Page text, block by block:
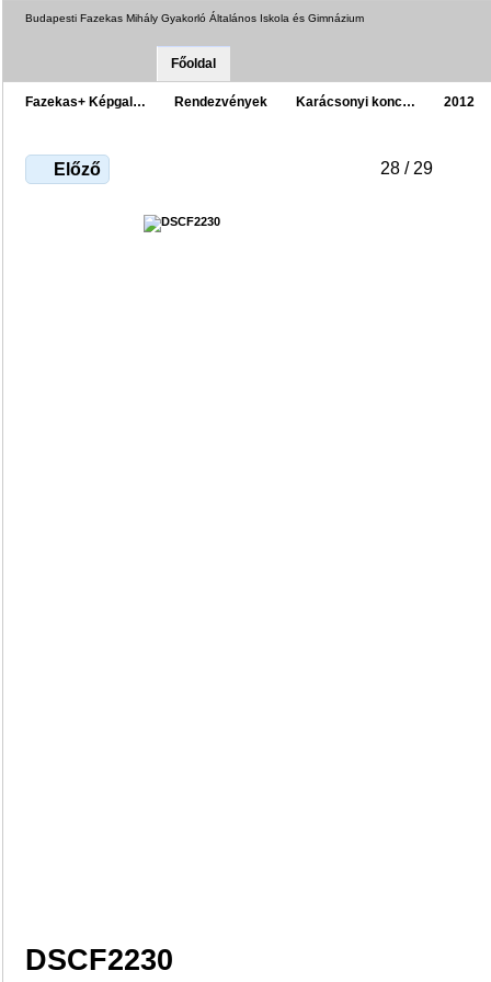
Budapesti Fazekas Mihály Gyakorló Általános Iskola és Gimnázium
Főoldal
Fazekas+ Képgal… Rendezvények Karácsonyi konc… 2012
Előző 28 / 29
DSCF2230